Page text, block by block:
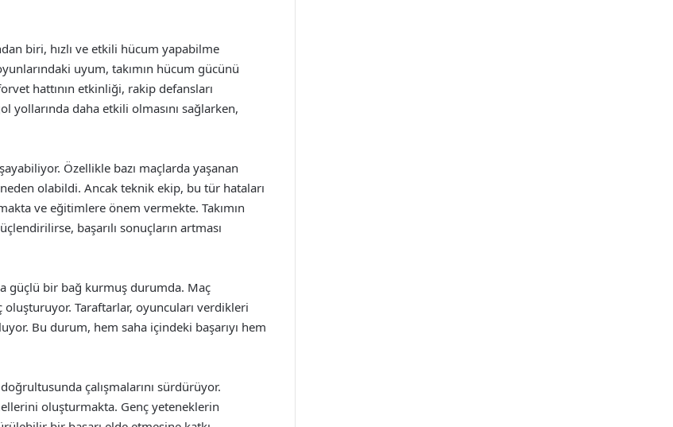
biri, hızlı ve etkili hücum yapabilme
uyum, takımın hücum gücünü
hattının etkinliği, rakip defansları
yollarında daha etkili olmasını sağlarken,
Özellikle bazı maçlarda yaşanan
olabildi. Ancak teknik ekip, bu tür hataları
ve eğitimlere önem vermekte. Takımın
başarılı sonuçların artması
güçlü bir bağ kurmuş durumda. Maç
Taraftarlar, oyuncuları verdikleri
Bu durum, hem saha içindeki başarıyı hem
çalışmalarını sürdürüyor.
oluşturmakta. Genç yeteneklerin